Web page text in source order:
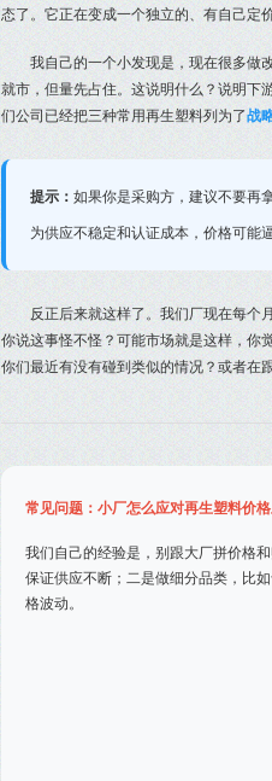
态了。它正在变成一个独立的、有自己定
我自己的一个小发现是，现在很多做
就市，但量先占住。这说明什么？说明下
们公司已经把三种常用再生塑料列为了战
提示： 如果你是采购方，建议不要再
为供应不稳定和认证成本，价格可能
反正后来就这样了。我们厂现在每个
你说这事怪不怪？可能市场就是这样，你
你们最近有没有碰到类似的情况？或者在
常见问题：小厂怎么应对再生塑料价格
我们自己的经验是，别跟大厂拼价格
保证供应不断；二是做细分品类，比
格波动。